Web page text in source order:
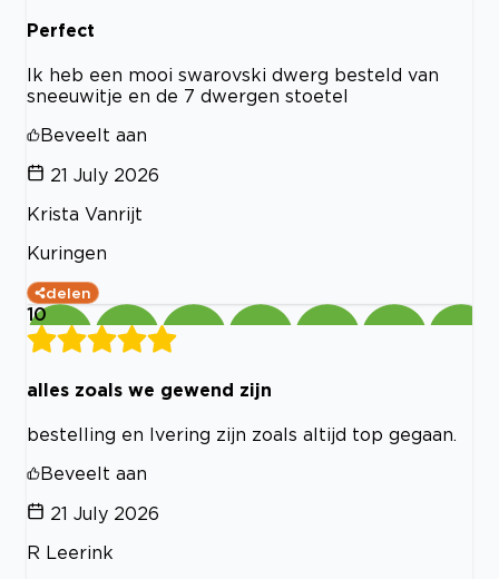
Perfect
Ik heb een mooi swarovski dwerg besteld van
sneeuwitje en de 7 dwergen stoetel
Beveelt aan
21 July 2026
Krista Vanrijt
Kuringen
delen
10
alles zoals we gewend zijn
bestelling en lvering zijn zoals altijd top gegaan.
Beveelt aan
21 July 2026
R Leerink